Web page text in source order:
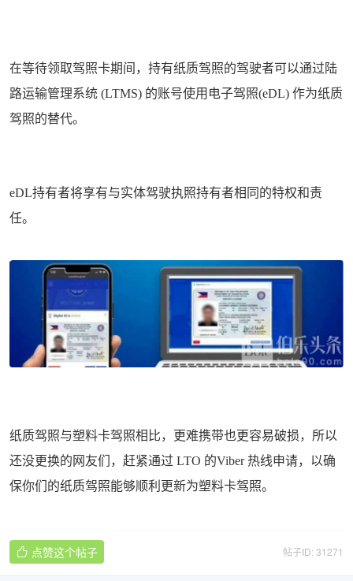
在等待领取驾照卡期间，持有纸质驾照的驾驶者可以通过陆
路运输管理系统 (LTMS) 的账号使用电子驾照(eDL) 作为纸质
驾照的替代。
eDL持有者将享有与实体驾驶执照持有者相同的特权和责
任。
纸质驾照与塑料卡驾照相比，更难携带也更容易破损，所以
还没更换的网友们，赶紧通过 LTO 的Viber 热线申请，以确
保你们的纸质驾照能够顺利更新为塑料卡驾照。
帖子ID: 31271
 点赞这个帖子